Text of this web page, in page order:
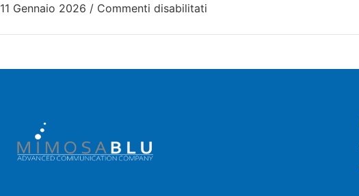
11 Gennaio 2026 / Commenti disabilitati